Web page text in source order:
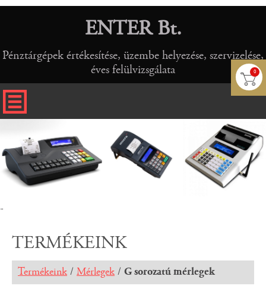
0
ENTER Bt.
Pénztárgépek értékesítése, üzembe helyezése, szervizelése,
éves felülvizsgálata
-
TERMÉKEINK
Termékeink / Mérlegek / G sorozatú mérlegek